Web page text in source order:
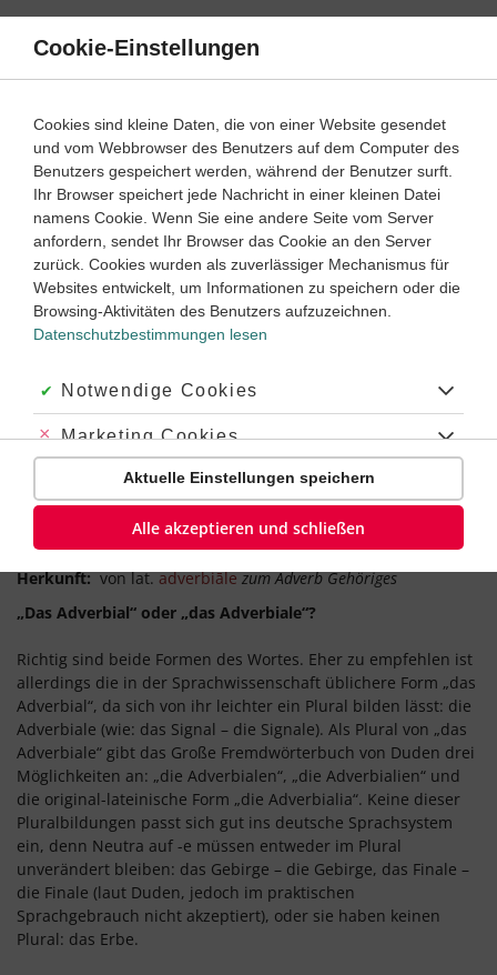
Direkt
Inhalt
Latein 1. Lernjahr ‐ Abitur
Adverbial
Andere Bezeichnungen: Adverbiale, adverbiale
Bestimmung, Verbsupplement, Umstandsbestimmung,
Umstandsangabe
Über das Wort „Adverbial“
Genus, Betonung:das Adverbial
die Adverbiale
Advl.
Herkunft:von lat.adverbiāle zum Adverb Gehöriges
„Das Adverbial“ oder „das Adverbiale“?
Richtig sind beide Formen des Wortes. Eher zu empfehlen ist
allerdings die in der Sprachwissenschaft üblichere Form „das
Adverbial“, da sich von ihr leichter ein Plural bilden lässt: die
Adverbiale (wie: das Signal – die Signale). Als Plural von „das
Adverbiale“ gibt das Große Fremdwörterbuch von Duden drei
Möglichkeiten an: „die Adverbialen“, „die Adverbialien“ und
die original-lateinische Form „die Adverbialia“. Keine dieser
Pluralbildungen passt sich gut ins deutsche Sprachsystem
ein, denn Neutra auf -e müssen entweder im Plural
unverändert bleiben: das Gebirge – die Gebirge, das Finale –
die Finale (laut Duden, jedoch im praktischen
Sprachgebrauch nicht akzeptiert), oder sie haben keinen
Plural: das Erbe.
Cookie-Einstellungen
Cookies sind kleine Daten, die von einer Website gesendet
und vom Webbrowser des Benutzers auf dem Computer des
Benutzers gespeichert werden, während der Benutzer surft.
Ihr Browser speichert jede Nachricht in einer kleinen Datei
namens Cookie. Wenn Sie eine andere Seite vom Server
anfordern, sendet Ihr Browser das Cookie an den Server
zurück. Cookies wurden als zuverlässiger Mechanismus für
Websites entwickelt, um Informationen zu speichern oder die
Browsing-Aktivitäten des Benutzers aufzuzeichnen.
Datenschutzbestimmungen lesen
Akzeptiert:
Notwendige Cookies
Abgelehnt:
Marketing Cookies
Abgelehnt:
Personalisierungs-Cookies
Aktuelle Einstellungen speichern
Alle akzeptieren und schließen